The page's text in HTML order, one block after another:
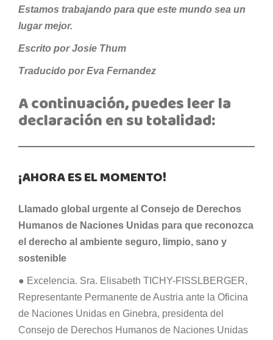
Estamos trabajando para que este mundo sea un
lugar mejor.
Escrito por Josie Thum
Traducido por Eva Fernandez
A continuación, puedes leer la
declaración en su totalidad:
¡AHORA ES EL MOMENTO!
Llamado global urgente al Consejo de Derechos
Humanos de Naciones Unidas para que reconozca
el derecho al ambiente seguro, limpio, sano y
sostenible
● Excelencia. Sra. Elisabeth TICHY-FISSLBERGER,
Representante Permanente de Austria ante la Oficina
de Naciones Unidas en Ginebra, presidenta del
Consejo de Derechos Humanos de Naciones Unidas